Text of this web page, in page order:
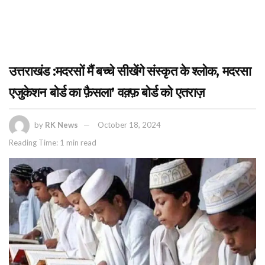
उत्तराखंड :मदरसों मैं बच्चे सीखेंगे संस्कृत के श्लोक, मदरसा
एजुकेशन बोर्ड का फ़ैसला’ वक़्फ़ बोर्ड को एतराज़
by RK News
October 18, 2024
Reading Time: 1 min read